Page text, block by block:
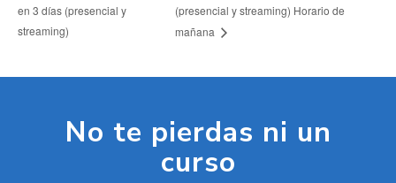
en 3 días (presencial y
streaming)
(presencial y streaming) Horario de
mañana
No te pierdas ni un
curso